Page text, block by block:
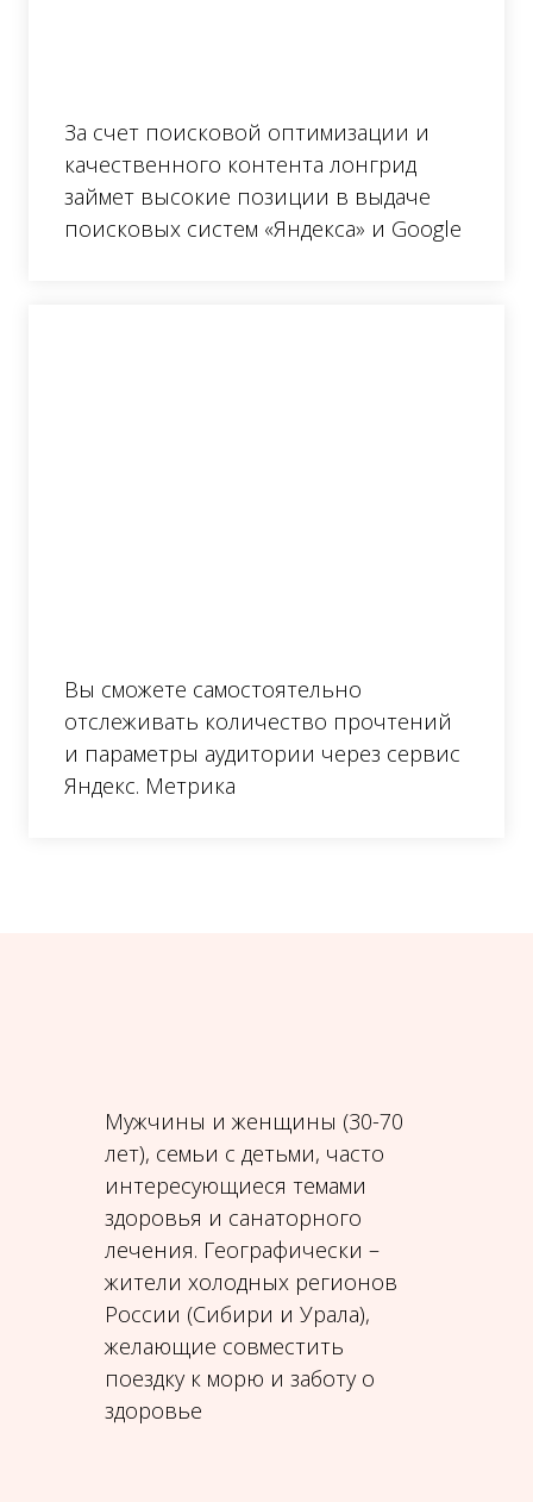
За счет поисковой оптимизации и
качественного контента лонгрид
займет высокие позиции в выдаче
поисковых систем «Яндекса» и Google
Вы сможете самостоятельно
отслеживать количество прочтений
и параметры аудитории через сервис
Яндекс. Метрика
Мужчины и женщины (30-70
лет), семьи с детьми, часто
интересующиеся темами
здоровья и санаторного
лечения. Географически –
жители холодных регионов
России (Сибири и Урала),
желающие совместить
поездку к морю и заботу о
здоровье